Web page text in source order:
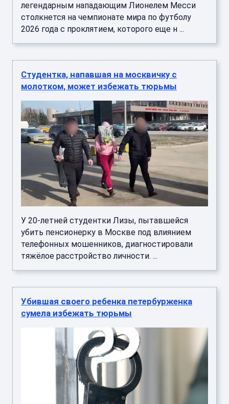
легендарным нападающим Лионелем Месси
столкнется на чемпионате мира по футболу
2026 года с проклятием, которого еще н ...
Студентка, напавшая на москвичку с
молотком, может избежать тюрьмы
У 20-летней студентки Лизы, пытавшейся
убить пенсионерку в Москве под влиянием
телефонных мошенников, диагностировали
тяжёлое расстройство личности. ...
Убившая своего ребенка петербурженка
сумела избежать тюрьмы